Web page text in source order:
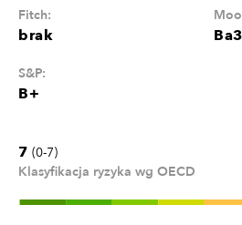
brak
Fitch:
Ba3
B+
S&P:
7 (0-7)
Klasyfikacja ryzyka wg OECD